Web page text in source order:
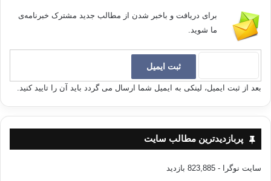
برای دریافت و باخبر شدن از مطالب جدید مشترک خبرنامه‌ی
ما شوید.
بعد از ثبت ایمیل، لینکی به ایمیل شما ارسال می گردد باید آن را تایید کنید.
پربازدیدترین مطالب سایت
سایت نوگرا - 823,885 بازدید